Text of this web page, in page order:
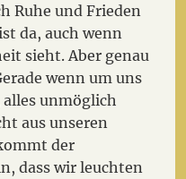
Ruhe und Frieden
da, auch wenn
sieht. Aber genau
wenn um uns
unmöglich
aus unseren
der
dass wir leuchten